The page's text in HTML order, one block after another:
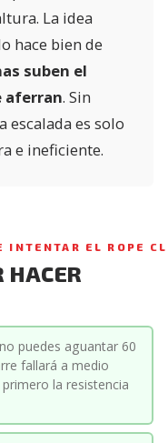
La idea
hace bien de
suben el
aferran. Sin
escalada es solo
e ineficiente.
INTENTAR EL ROPE
HACER
puedes aguantar 60
fallará a medio
la resistencia